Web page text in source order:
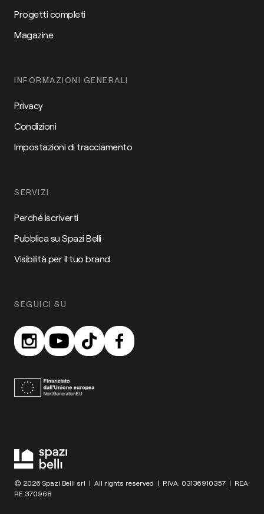
Progetti completi
Magazine
INFORMAZIONI GENERALI
Privacy
Condizioni
Impostazioni di tracciamento
SERVIZI
Perché iscriverti
Pubblica su Spazi Belli
Visibilità per il tuo brand
SEGUICI SU
© 2026 Spazi Belli srl | All rights reserved | P.IVA: 03136910357 | REA:
RE 370968